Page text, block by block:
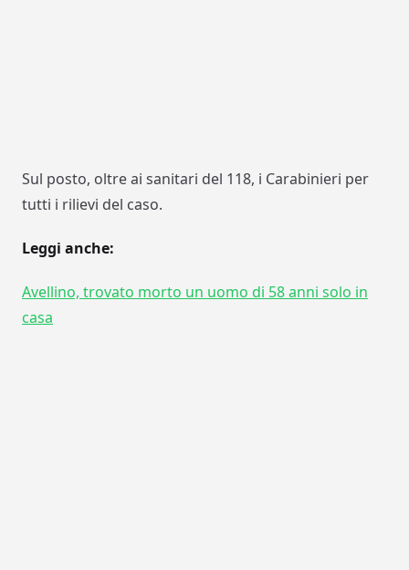
Sul posto, oltre ai sanitari del 118, i Carabinieri per
tutti i rilievi del caso.
Leggi anche:
Avellino, trovato morto un uomo di 58 anni solo in
casa